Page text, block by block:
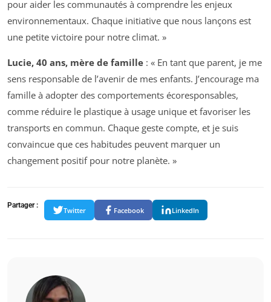
pour aider les communautés à comprendre les enjeux
environnementaux. Chaque initiative que nous lançons est
une petite victoire pour notre climat. »
Lucie, 40 ans, mère de famille : « En tant que parent, je me
sens responsable de l’avenir de mes enfants. J’encourage ma
famille à adopter des comportements écoresponsables,
comme réduire le plastique à usage unique et favoriser les
transports en commun. Chaque geste compte, et je suis
convaincue que ces habitudes peuvent marquer un
changement positif pour notre planète. »
Partager :
Twitter Facebook LinkedIn